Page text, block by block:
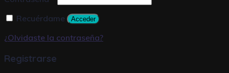
Recuérdame
Acceder
¿Olvidaste la contraseña?
Registrarse